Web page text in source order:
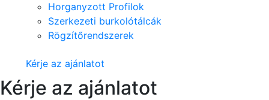
Horganyzott Profilok
Szerkezeti burkolótálcák
Rögzítőrendszerek
Kérje az ajánlatot
Kérje az ajánlatot